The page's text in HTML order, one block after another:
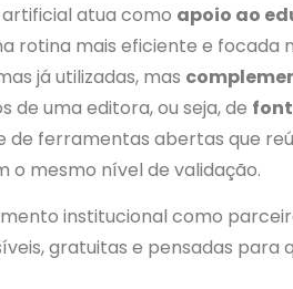
atua como apoio ao
rotina mais eficiente e focada
já utilizadas, mas
uma editora, ou seja, de
de ferramentas abertas que
o mesmo nível de validação.
institucional como
gratuitas e pensadas para